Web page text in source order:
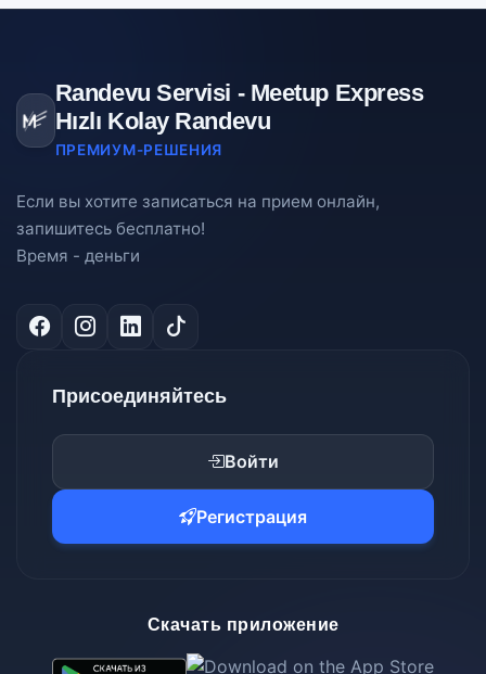
Randevu Servisi - Meetup Express
Hızlı Kolay Randevu
ПРЕМИУМ-РЕШЕНИЯ
Если вы хотите записаться на прием онлайн,
запишитесь бесплатно!
Время - деньги
Присоединяйтесь
Войти
Регистрация
Скачать приложение